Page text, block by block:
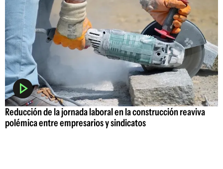
Reducción de la jornada laboral en la construcción reaviva
polémica entre empresarios y sindicatos